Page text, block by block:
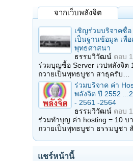
จากเว็บพลังจิต
เชิญร่วมบริจาคซื้อ
เป็นฐานข้อมูล เพื่อ
พุทธศาสนา
ธรรมวิวัฒน์ ตอบ
ร่วมบุญซื้อ Server เวปพลังจิต
ถวายเป็นพุทธบูชา สาธุครับ…
ร่วมบริจาค ค่า
พลังจิต ปี 2552
- 2561 -2564
ธรรมวิวัฒน์ ตอบ
ร่วมทำบุญ ค่า hosting = 10 บ
ถวายเป็นพุทธบูชา ธรรมบูชา
แชร์หน้านี้